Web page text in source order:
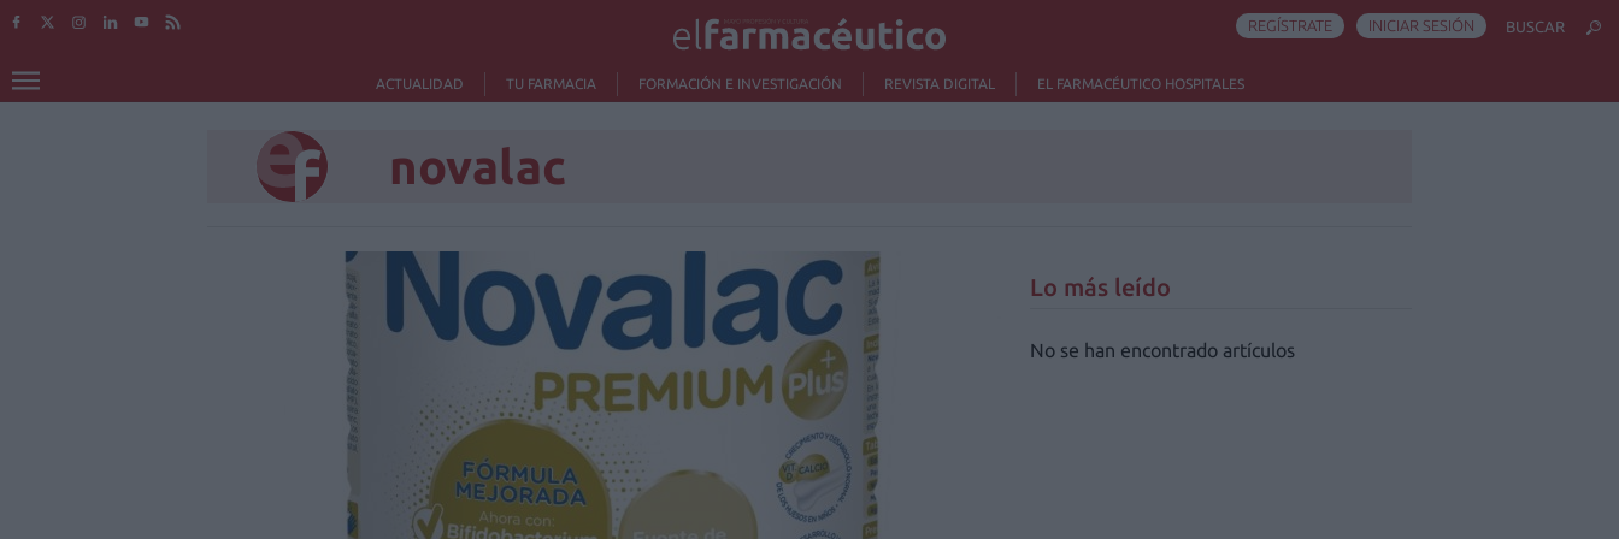
ACTUALIDAD TU FARMACIA FORMACIÓN E INVESTIGACIÓN REVISTA DIGITAL EL FARMACÉUTICO HOSPITALES
REGÍSTRATE INICIAR SESIÓN BUSCAR
novalac
Lo más leído
No se han encontrado artículos